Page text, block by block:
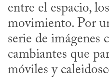
entre el espacio,
movimiento. Por
serie de imágenes
cambiantes que
móviles y